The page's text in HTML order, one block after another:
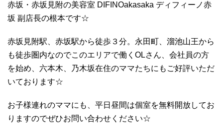
赤坂・赤坂見附の美容室 DIFINOakasaka ディフィーノ赤
坂 副店長の根本です☆
赤坂見附駅、赤坂駅から徒歩３分。永田町、溜池山王から
も徒歩圏内なのでこのエリアで働くOLさん、会社員の方
を始め、六本木、乃木坂在住のママたちにもご好評いただ
いております☆
お子様連れのママにも、平日昼間は個室を無料開放してお
りますのでぜひお問い合わせください☆